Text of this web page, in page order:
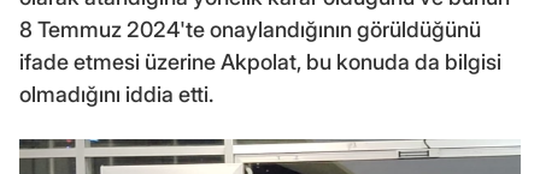
8 Temmuz 2024'te onaylandığının görüldüğünü
ifade etmesi üzerine Akpolat, bu konuda da bilgisi
olmadığını iddia etti.